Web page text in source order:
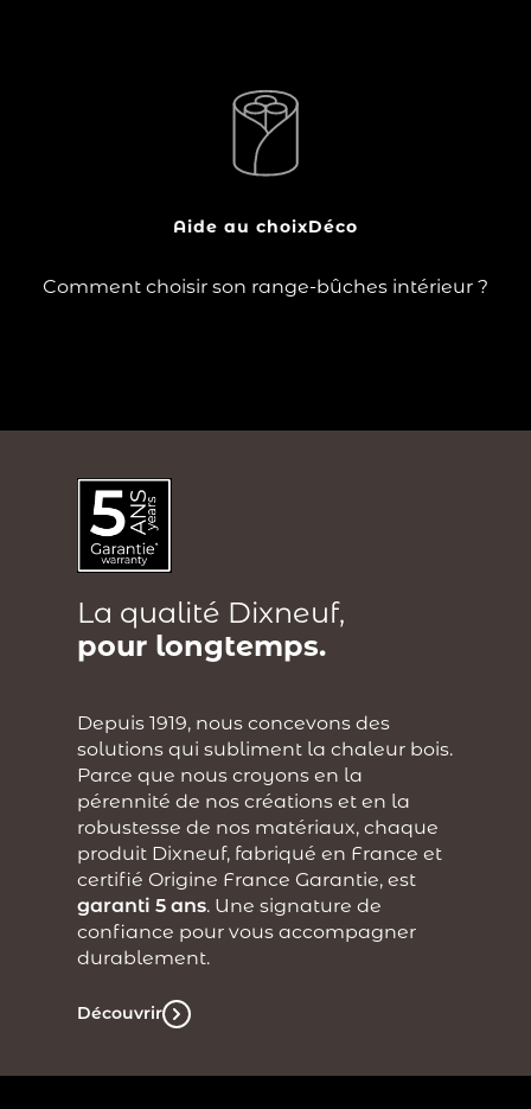
Aide au choixDéco
Comment choisir son range-bûches intérieur ?
Accessoire indispensable et véritable élément de
le range-bûches
votre bois de chauffage à proximité de votre poêle à
bois ou de votre cheminée. Pratique et esthétique, il
La qualité Dixneuf,
pour longtemps.
Depuis 1919, nous concevons des
solutions qui subliment la chaleur bois.
Parce que nous croyons en la
pérennité de nos créations et en la
robustesse de nos matériaux, chaque
produit Dixneuf, fabriqué en France et
certifié Origine France Garantie, est
garanti 5 ans. Une signature de
confiance pour vous accompagner
durablement.
Découvrir